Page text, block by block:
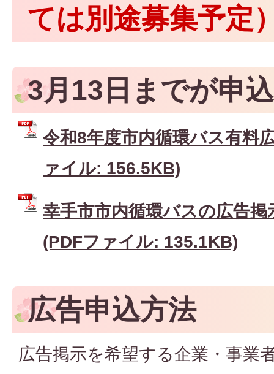
ては別途募集予定
3月13日までが申
令和8年度市内循環バス有料
ァイル: 156.5KB)
幸手市市内循環バスの広告
(PDFファイル: 135.1KB)
広告申込方法
広告掲示を希望する企業・事業